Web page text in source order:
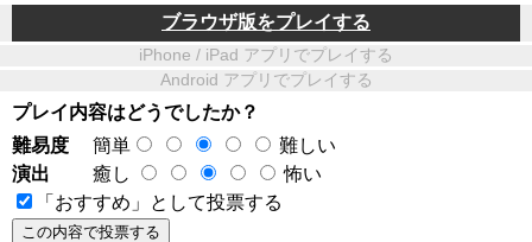
ブラウザ版をプレイする
iPhone / iPad アプリでプレイする
Android アプリでプレイする
プレイ内容はどうでしたか？
難易度
簡単
難しい
演出
癒し
怖い
「おすすめ」として投票する